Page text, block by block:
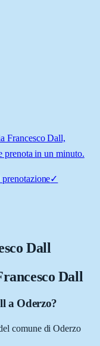
Francesco Dall,
prenota in un minuto.
✓
Dall
Dall
a Oderzo?
comune di Oderzo